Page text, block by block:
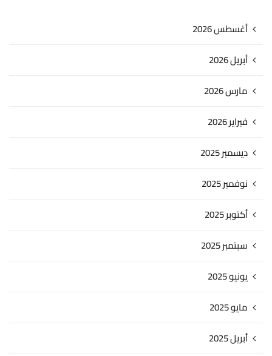
أغسطس 2026
أبريل 2026
مارس 2026
فبراير 2026
ديسمبر 2025
نوفمبر 2025
أكتوبر 2025
سبتمبر 2025
يونيو 2025
مايو 2025
أبريل 2025